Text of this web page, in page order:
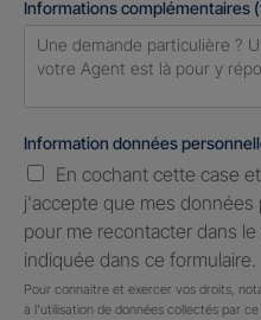
Informations complémentaires
Information données
En cochant cette case
j'accepte que mes
pour me recontacter dans
indiquée dans ce formulaire.
Pour connaitre et exercer vos droits,
à l'utilisation de données collectés par